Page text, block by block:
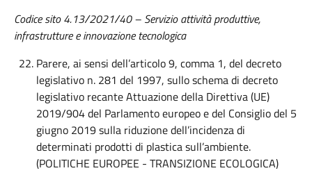
Codice sito 4.13/2021/40 – Servizio attività produttive,
infrastrutture e innovazione tecnologica
Parere, ai sensi dell’articolo 9, comma 1, del decreto
legislativo n. 281 del 1997, sullo schema di decreto
legislativo recante Attuazione della Direttiva (UE)
2019/904 del Parlamento europeo e del Consiglio del 5
giugno 2019 sulla riduzione dell’incidenza di
determinati prodotti di plastica sull’ambiente.
(POLITICHE EUROPEE - TRANSIZIONE ECOLOGICA)